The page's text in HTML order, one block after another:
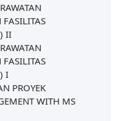
II
I
PROYEK
WITH MS